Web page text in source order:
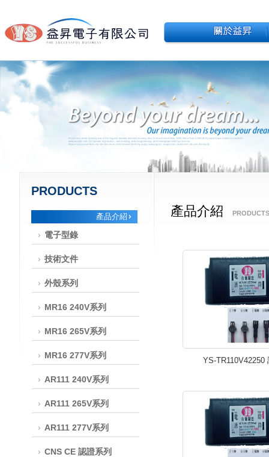
PRODUCTS
產品介紹
電子型錄
技術文件
外殼系列
MR16 240V系列
MR16 265V系列
MR16 277V系列
AR111 240V系列
AR111 265V系列
AR111 277V系列
CNS CE 認證系列
產品介紹 PRODUCTS
YS-TR110V42250